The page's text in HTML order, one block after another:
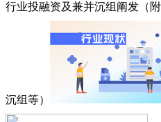
行业投融资及兼并沉组阐发（
沉组等）